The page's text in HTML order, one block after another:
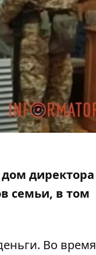
директора
семьи, в том
Во время